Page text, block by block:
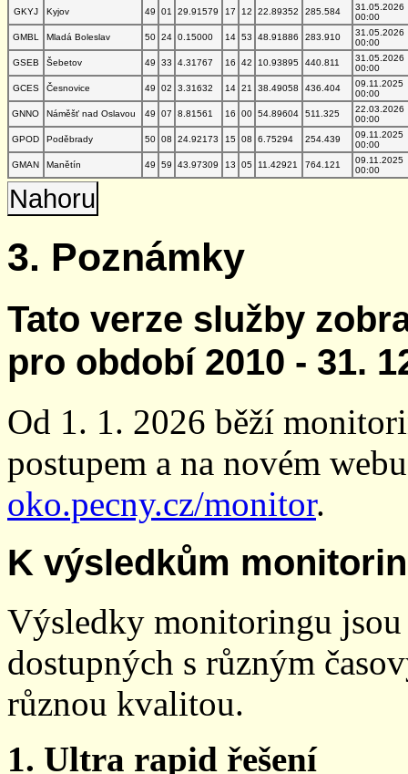
GKYJ
Kyjov 49 01 29.91579 17 12 22.89352 285.584
31.05.2026
00:00
GMBL
Mladá Boleslav 50 24 0.15000 14 53 48.91886 283.910
31.05.2026
00:00
GSEB
Šebetov 49 33 4.31767 16 42 10.93895 440.811
31.05.2026
00:00
GCES
Česnovice 49 02 3.31632 14 21 38.49058 436.404
09.11.2025
00:00
GNNO
Náměšť nad Oslavou 49 07 8.81561 16 00 54.89604 511.325
22.03.2026
00:00
GPOD
Poděbrady 50 08 24.92173 15 08 6.75294 254.439
09.11.2025
00:00
GMAN
Manětín 49 59 43.97309 13 05 11.42921 764.121
09.11.2025
00:00
Nahoru
3. Poznámky
Tato verze služby
pro období 2010 - 31.
Od 1. 1. 2026 běží
postupem a na novém
oko.pecny.cz/monitor.
K výsledkům
Výsledky monitoringu
dostupných s různým
různou kvalitou.
1. Ultra rapid řešení